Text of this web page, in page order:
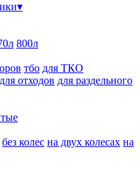
▾
800л
тбо для ТКО
отходов для раздельного
без колес на двух колесах на